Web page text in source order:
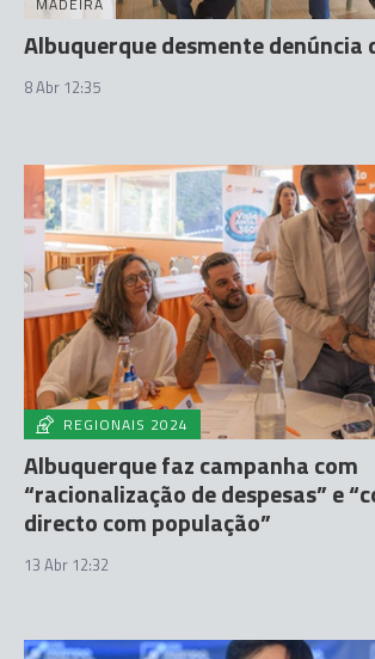
Albuquerque desmente denúncia
8 Abr 12:35
REGIONAIS 2024
Albuquerque faz campanha com
“racionalização de despesas” e
directo com população”
13 Abr 12:32